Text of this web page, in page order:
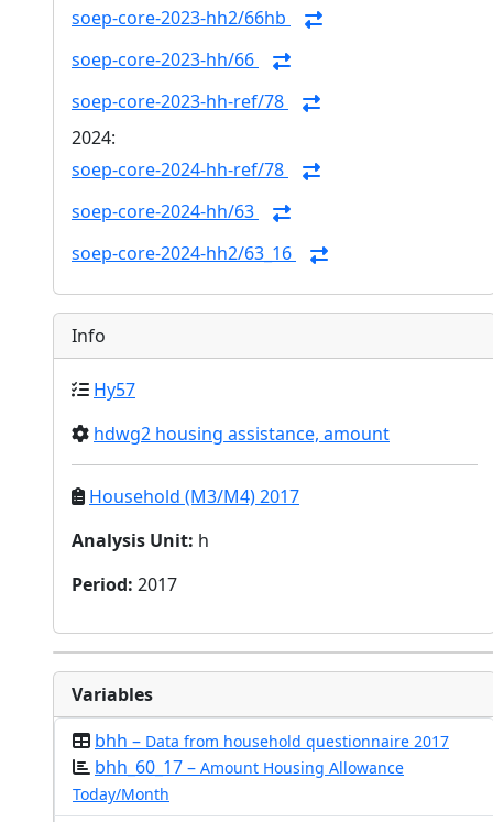
soep-core-2023-hh2/66hb
soep-core-2023-hh/66
soep-core-2023-hh-ref/78
2024:
soep-core-2024-hh-ref/78
soep-core-2024-hh/63
soep-core-2024-hh2/63_16
Info
Hy57
hdwg2 housing assistance, amount
Household (M3/M4) 2017
Analysis Unit: h
Period: 2017
Variables
bhh – Data from household questionnaire 2017
bhh_60_17 – Amount Housing Allowance
Today/Month